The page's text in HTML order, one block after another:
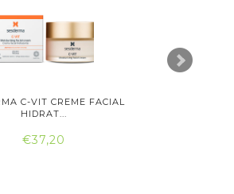
C-VIT CREME FACIAL
HIDRAT...
€37,20